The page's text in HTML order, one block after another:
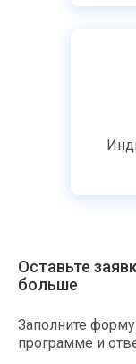
Оставьте
больше
Заполните
программе и